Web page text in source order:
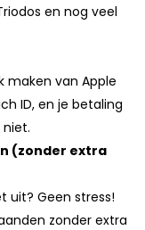
en nog veel
maken van Apple
ID, en je betaling
niet.
(zonder extra
uit? Geen stress!
zonder extra